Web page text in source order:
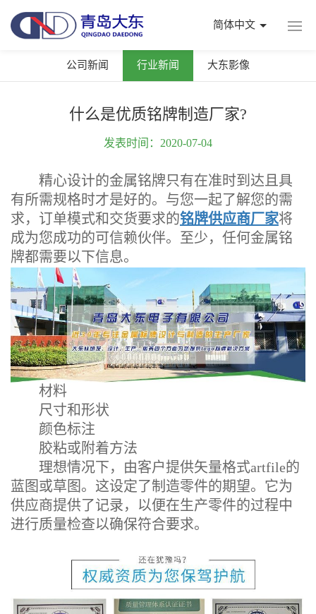
简体中文
公司新闻 行业新闻 大东影像
什么是优质铭牌制造厂家?
发表时间：2020-07-04
精心设计的金属铭牌只有在准时到达且具
有所需规格时才是好的。与您一起了解您的需
求，订单模式和交货要求的铭牌供应商厂家将
成为您成功的可信赖伙伴。至少，任何金属铭
牌都需要以下信息。
材料
尺寸和形状
颜色标注
胶粘或附着方法
理想情况下，由客户提供矢量格式artfile的
蓝图或草图。这设定了制造零件的期望。它为
供应商提供了记录，以便在生产零件的过程中
进行质量检查以确保符合要求。